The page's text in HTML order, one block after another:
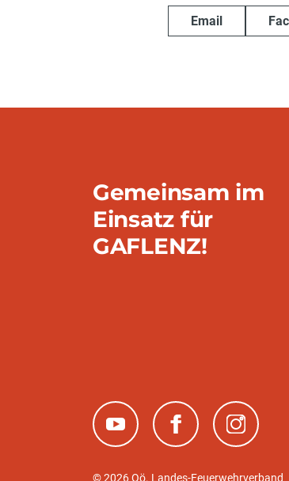
Email
Gemeinsam im
Einsatz für
GAFLENZ!
(neues Fenster)(neues Fenster)(neues
© 2026 Oö. Landes-Feuerwehrverband